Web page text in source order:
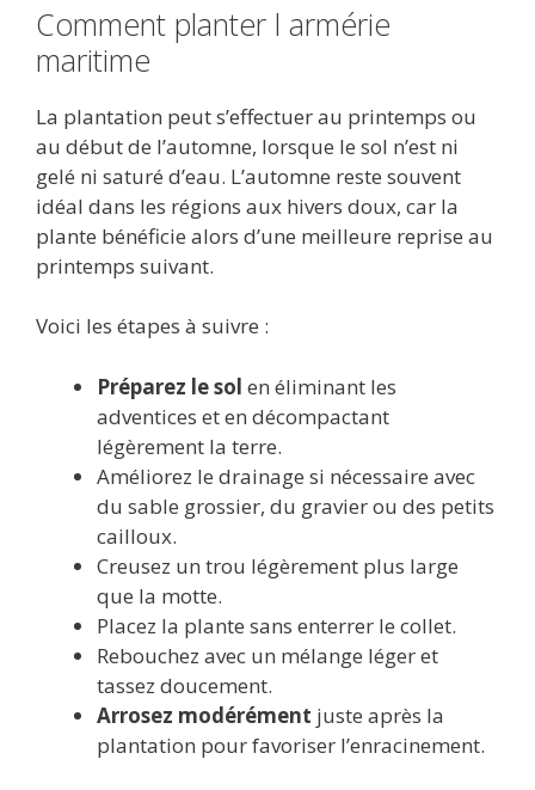
Comment planter l armérie
maritime
La plantation peut s’effectuer au printemps ou
au début de l’automne, lorsque le sol n’est ni
gelé ni saturé d’eau. L’automne reste souvent
idéal dans les régions aux hivers doux, car la
plante bénéficie alors d’une meilleure reprise au
printemps suivant.
Voici les étapes à suivre :
Préparez le sol en éliminant les
adventices et en décompactant
légèrement la terre.
Améliorez le drainage si nécessaire avec
du sable grossier, du gravier ou des petits
cailloux.
Creusez un trou légèrement plus large
que la motte.
Placez la plante sans enterrer le collet.
Rebouchez avec un mélange léger et
tassez doucement.
Arrosez modérément juste après la
plantation pour favoriser l’enracinement.